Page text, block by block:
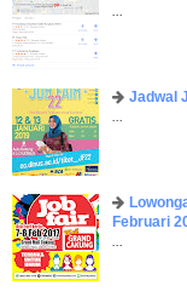
Jadwal
Februari